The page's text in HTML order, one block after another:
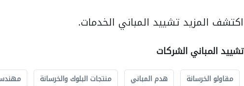
اكتشف المزيد تشييد المباني الخدمات.
تشييد المباني الشركات
مقاولو الخرسانة هدم المباني منتجات البلوك والخرسانة